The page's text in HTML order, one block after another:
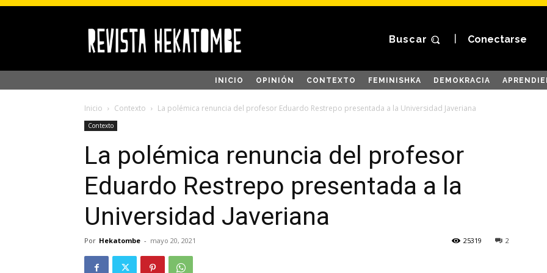
Buscar Conectarse
INICIO OPINIÓN CONTEXTO FEMINISHKA DEMOKRACIA
Inicio Contexto La polémica renuncia del profesor Eduardo Restrepo presentada a la Universidad Javeriana
Contexto
La polémica renuncia del profesor
Eduardo Restrepo presentada a la
Universidad Javeriana
Por Hekatombe - mayo 20, 2021 2
25319